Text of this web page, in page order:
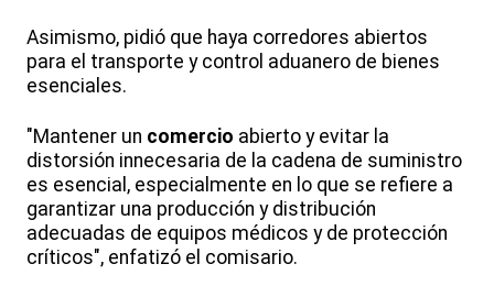
Asimismo, pidió que haya corredores abiertos
para el transporte y control aduanero de bienes
esenciales.
"Mantener un comercio abierto y evitar la
distorsión innecesaria de la cadena de suministro
es esencial, especialmente en lo que se refiere a
garantizar una producción y distribución
adecuadas de equipos médicos y de protección
críticos", enfatizó el comisario.